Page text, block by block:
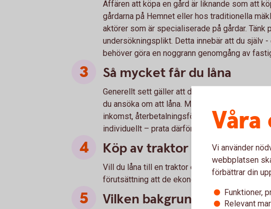
Affären att köpa en gård är liknande som att
gårdarna på Hemnet eller hos traditionella
aktörer som är specialiserade på gårdar. Tänk
undersökningsplikt. Detta innebär att du själv
behöver göra en noggrann genomgång av
Så mycket får du låna
Generellt sett gäller att den egna insatsen
du ansöka om att låna. Men allas möjligheter
inkomst, återbetalningsförmåga och storleken
individuellt – prata därför med oss för att ta
Köp av traktor och liknande
Vill du låna till en traktor eller liknande kan du
förutsättning att de ekonomiska
Vilken bakgrundskunskap
Vi använder
webbplatsen
förbättrar din
Funktioner,
Relevant